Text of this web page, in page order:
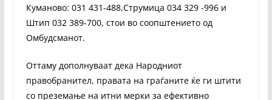
Куманово: 031 431-488,Струмица 034 329 -996 и
Штип 032 389-700, стои во соопштението од
Омбудсманот.
Оттаму дополнуваат дека Народниот
правобранител, правата на граѓаните ќе ги штити
со преземање на итни мерки за ефективно